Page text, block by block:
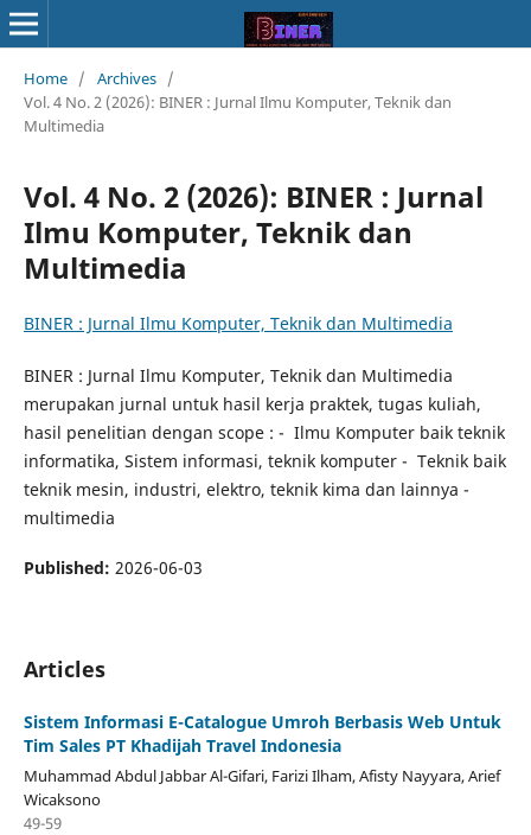
Home / Archives /
Vol. 4 No. 2 (2026): BINER : Jurnal Ilmu Komputer, Teknik dan
Multimedia
Vol. 4 No. 2 (2026): BINER : Jurnal
Ilmu Komputer, Teknik dan
Multimedia
BINER : Jurnal Ilmu Komputer, Teknik dan Multimedia
BINER : Jurnal Ilmu Komputer, Teknik dan Multimedia
merupakan jurnal untuk hasil kerja praktek, tugas kuliah,
hasil penelitian dengan scope : - Ilmu Komputer baik teknik
informatika, Sistem informasi, teknik komputer - Teknik baik
teknik mesin, industri, elektro, teknik kima dan lainnya -
multimedia
Published: 2026-06-03
Articles
Sistem Informasi E-Catalogue Umroh Berbasis Web Untuk
Tim Sales PT Khadijah Travel Indonesia
Muhammad Abdul Jabbar Al-Gifari, Farizi Ilham, Afisty Nayyara, Arief
Wicaksono
49-59